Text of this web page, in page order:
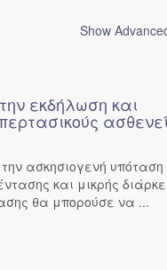
Show
εκδήλωση και
ασκησιογενή υπόταση
και μικρής
θα μπορούσε να ...